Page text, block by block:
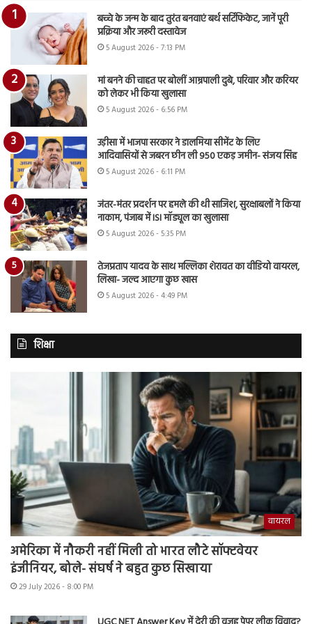
बच्चे के जन्म के बाद तुरंत बनवाएं बर्थ सर्टिफिकेट, जानें पूरी
प्रक्रिया और जरूरी दस्तावेज
5 August 2026 - 7:13 PM
मां बनने की चाहत पर बोलीं आम्रपाली दुबे, परिवार और करियर
को लेकर भी किया खुलासा
5 August 2026 - 6:56 PM
उड़ीसा में भाजपा सरकार ने डालमिया सीमेंट के लिए
आदिवासियों से जबरन छीन ली 950 एकड़ जमीन- संजय सिंह
5 August 2026 - 6:11 PM
जंतर-मंतर प्रदर्शन पर हमले की थी साजिश, सुरक्षाबलों ने किया
नाकाम, पंजाब में ISI मॉड्यूल का खुलासा
5 August 2026 - 5:35 PM
तेजप्रताप यादव के साथ मल्लिका शेरावत का वीडियो वायरल,
लिखा- जल्द आएगा कुछ खास
5 August 2026 - 4:49 PM
शिक्षा
वायरल
अमेरिका में नौकरी नहीं मिली तो भारत लौटे सॉफ्टवेयर
इंजीनियर, बोले- संघर्ष ने बहुत कुछ सिखाया
29 July 2026 - 8:00 PM